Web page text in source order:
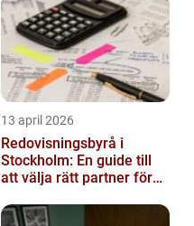
13 april 2026
Redovisningsbyrå i
Stockholm: En guide till
att välja rätt partner för